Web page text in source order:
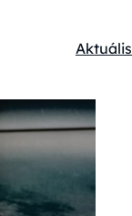
Aktuális